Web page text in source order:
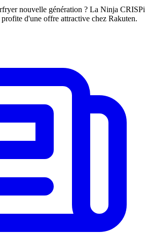
nouvelle génération ? La Ninja CRISPi
d'une offre attractive chez Rakuten.